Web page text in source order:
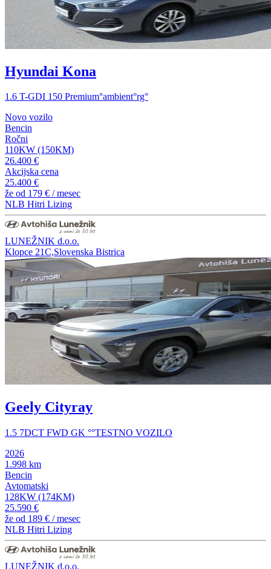
Hyundai Kona
1.6 T-GDI 150 Premium°ambient°rg°
Novo vozilo
Bencin
Ročni
110KW (150KM)
26.400 €
Akcijska cena
25.400 €
že od 179 € / mesec
NLB Hitri Lizing
LUNEŽNIK d.o.o.
Klopce 21C,Slovenska Bistrica
Geely Cityray
1.5 7DCT FWD GK °°TESTNO VOZILO
2026
1.998 km
Bencin
Avtomatski
128KW (174KM)
25.590 €
že od 189 € / mesec
NLB Hitri Lizing
LUNEŽNIK d.o.o.